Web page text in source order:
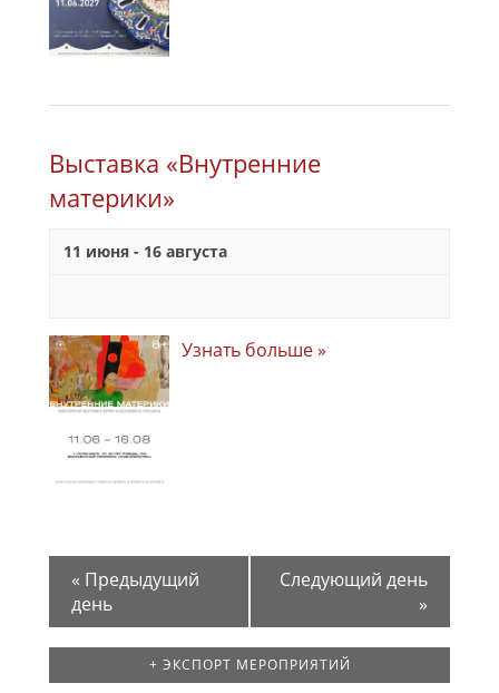
Выставка «Внутренние
материки»
11 июня - 16 августа
Узнать больше »
« Предыдущий
день
Следующий день
»
+ ЭКСПОРТ МЕРОПРИЯТИЙ